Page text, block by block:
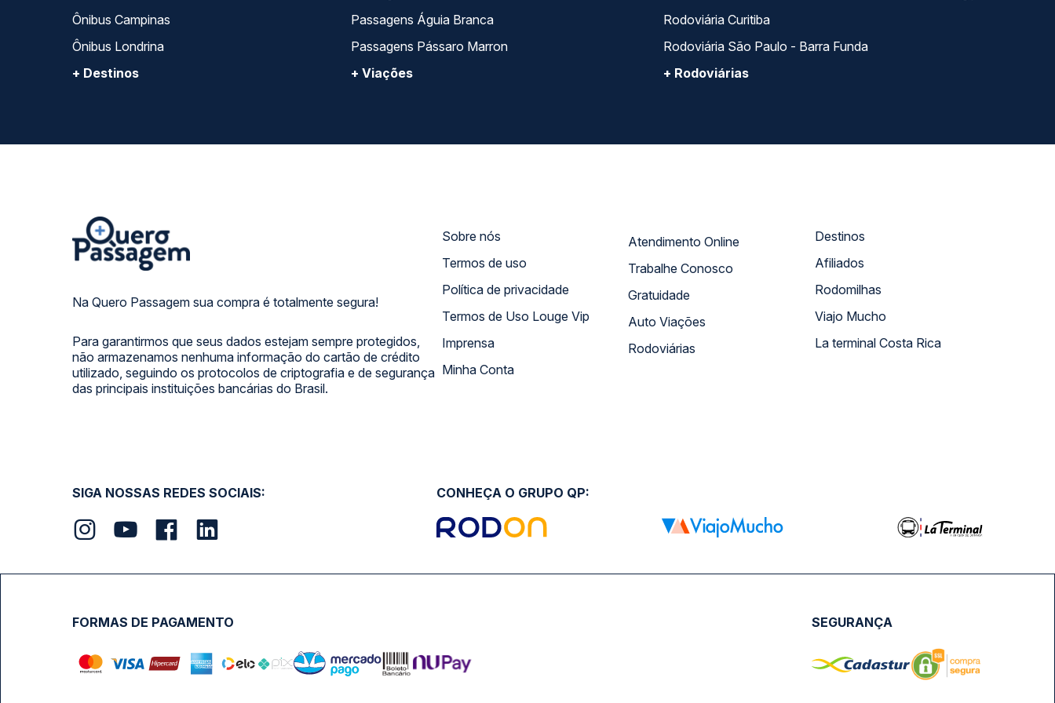
Ônibus Campinas
Ônibus Londrina
+ Destinos
Passagens Águia Branca
Passagens Pássaro Marron
+ Viações
Rodoviária Curitiba
Rodoviária São Paulo - Barra Funda
+ Rodoviárias
Na Quero Passagem sua compra é totalmente segura!
Para garantirmos que seus dados estejam sempre protegidos,
não armazenamos nenhuma informação do cartão de crédito
utilizado, seguindo os protocolos de criptografia e de segurança
das principais instituições bancárias do Brasil.
Sobre nós
Termos de uso
Política de privacidade
Termos de Uso Louge Vip
Imprensa
Minha Conta
Atendimento Online
Trabalhe Conosco
Gratuidade
Auto Viações
Rodoviárias
Destinos
Afiliados
Rodomilhas
Viajo Mucho
La terminal Costa Rica
SIGA NOSSAS REDES SOCIAIS: CONHEÇA O GRUPO QP:
FORMAS DE PAGAMENTO SEGURANÇA